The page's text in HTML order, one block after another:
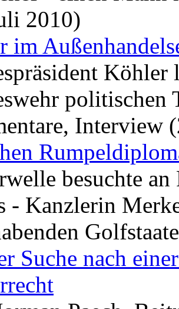
2010)
im
Köhler
politischen
Interview
besuchte
- Kanzlerin
Suche nach